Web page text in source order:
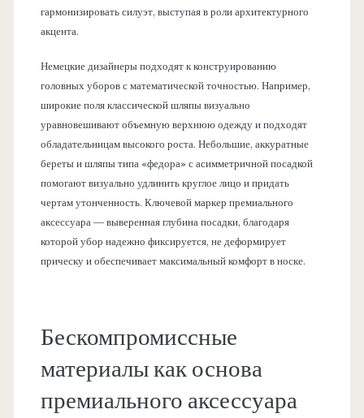
гармонизировать силуэт, выступая в роли архитектурного
акцента.
Немецкие дизайнеры подходят к конструированию
головных уборов с математической точностью. Например,
широкие поля классической шляпы визуально
уравновешивают объемную верхнюю одежду и подходят
обладательницам высокого роста. Небольшие, аккуратные
береты и шляпы типа «федора» с асимметричной посадкой
помогают визуально удлинить круглое лицо и придать
чертам утонченность. Ключевой маркер премиального
аксессуара — выверенная глубина посадки, благодаря
которой убор надежно фиксируется, не деформирует
прическу и обеспечивает максимальный комфорт в носке.
Бескомпромиссные
материалы как основа
премиального аксессуара